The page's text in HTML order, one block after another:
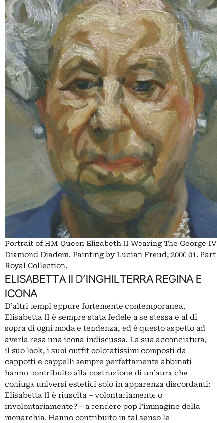
Portrait of HM Queen Elizabeth II Wearing The George IV
Diamond Diadem. Painting by Lucian Freud, 2000 01.
Royal Collection.
ELISABETTA II D’INGHILTERRA REGINA E
ICONA
D’altri tempi eppure fortemente contemporanea,
Elisabetta II è sempre stata fedele a se stessa e al di
sopra di ogni moda e tendenza, ed è questo aspetto ad
averla resa una icona indiscussa. La sua acconciatura,
il suo look, i suoi outfit coloratissimi composti da
cappotti e cappelli sempre perfettamente abbinati
hanno contribuito alla costruzione di un’aura che
coniuga universi estetici solo in apparenza discordanti:
Elisabetta II è riuscita – volontariamente o
involontariamente? – a rendere pop l’immagine della
monarchia. Hanno contribuito in tal senso le